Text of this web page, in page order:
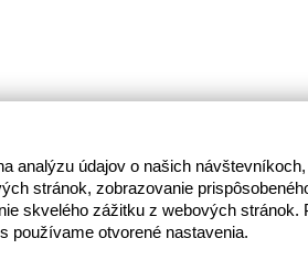
analýzu údajov o našich
stránok, zobrazovanie
skvelého zážitku z webových stránok.
používame otvorené nastavenia.